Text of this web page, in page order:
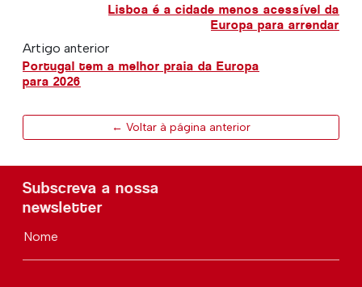
Lisboa é a cidade menos acessível da
Europa para arrendar
Artigo anterior
Portugal tem a melhor praia da Europa
para 2026
← Voltar à página anterior
Subscreva a nossa
newsletter
Nome